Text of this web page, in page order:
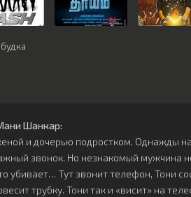
Шанкар:
и дочерью подростком. Однажды
звонок. Но незнакомый мужчина
убивает… Тут звонит телефон, Тони
трубку. Тони так и «висит» на